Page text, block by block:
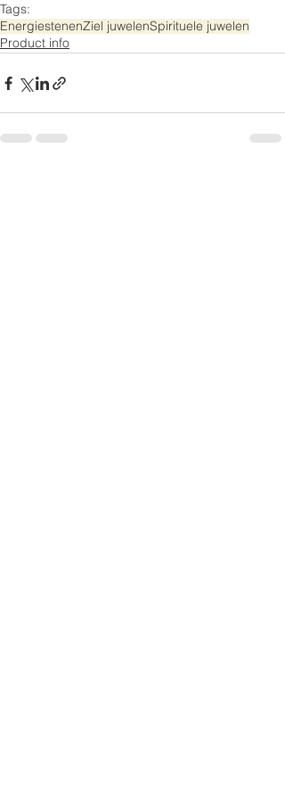
Tags:
EnergiestenenZiel juwelenSpirituele juwelen
Product info